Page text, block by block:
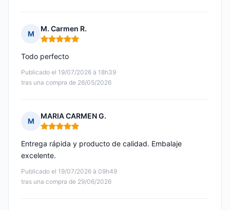
M
M. Carmen R.
Nota: 5 de 5
Publicado el 19/07/2026 à 18h39
tras una compra de 26/05/2026
Todo perfecto
M
MARIA CARMEN G.
Nota: 5 de 5
Publicado el 19/07/2026 à 09h49
tras una compra de 29/06/2026
Entrega rápida y producto de calidad. Embalaje
excelente.